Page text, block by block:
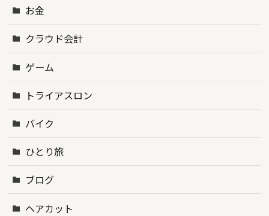
お金
クラウド会計
ゲーム
トライアスロン
バイク
ひとり旅
ブログ
ヘアカット